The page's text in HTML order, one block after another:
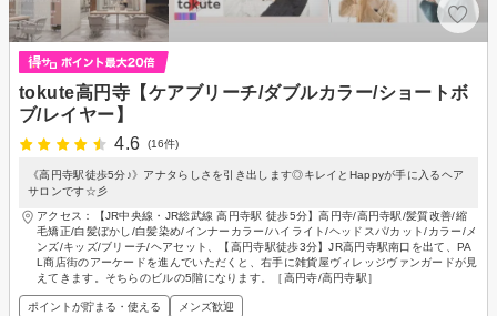
tokute高円寺【ケアブリーチ/ダブルカラー/ショートボ
ブ/レイヤー】
4.6
(16件)
《高円寺駅徒歩5分♪》アナタらしさを引き出します◎キレイとHappyが手に入るヘア
サロンです☆彡
アクセス：【JR中央線・JR総武線 高円寺駅 徒歩5分】高円寺/高円寺駅/髪質改善/縮
毛矯正/白髪ぼかし/白髪染め/インナーカラー/ハイライト/ヘッドスパ/カット/カラー/メ
ンズ/キッズ/ブリーチ/ヘアセット、【高円寺駅徒歩3分】JR高円寺駅南口を出て、PA
L商店街のアーケードを進んでいただくと、右手に雑貨屋ヴィレッジヴァンガードが見
えてきます。そちらのビルの5階になります。［高円寺/高円寺駅］
ポイントが貯まる・使える メンズ歓迎